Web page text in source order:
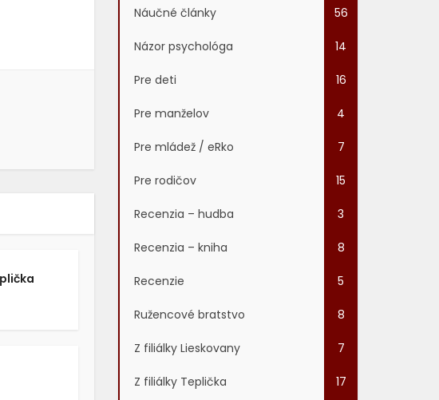
Náučné články 56
Názor psychológa 14
Pre deti 16
Pre manželov 4
Pre mládež / eRko 7
Pre rodičov 15
Recenzia – hudba 3
Recenzia – kniha 8
Recenzie 5
Ružencové bratstvo 8
Z filiálky Lieskovany 7
Z filiálky Teplička 17